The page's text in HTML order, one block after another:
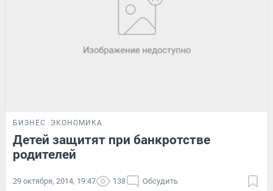
БИЗНЕС ЭКОНОМИКА
Детей защитят при банкротстве
родителей
29 октября, 2014, 19:47 138 Обсудить